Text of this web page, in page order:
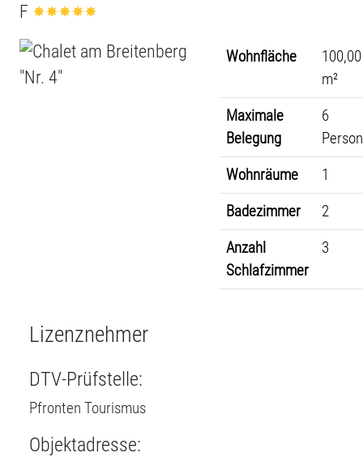
F
Wohnfläche
100,00
m²
Maximale
Belegung
6
Wohnräume
1
Badezimmer
2
Anzahl
Schlafzimmer
3
Lizenznehmer
DTV-Prüfstelle:
Pfronten Tourismus
Objektadresse: